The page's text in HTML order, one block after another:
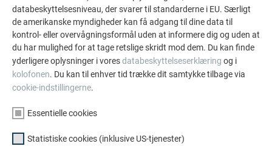
De PREFA referentiegallerij laat zien hoe veelzijdig
aluminium kan worden toegepast. Ontdek meer
indrukwekkende projecten met de duurzame PREFA
aluminiumoplossingen voor dak, zonne-energie en
gevel.
SE FLERE REFERENCER
databeskyttelsesniveau, der svarer til standarderne i EU. Særligt
de amerikanske myndigheder kan få adgang til dine data til
kontrol- eller overvågningsformål uden at informere dig og uden at
du har mulighed for at tage retslige skridt mod dem. Du kan finde
yderligere oplysninger i voresdatabeskyttelseserklæring og i
kolofonen. Du kan til enhver tid trække dit samtykke tilbage via
cookie-indstillingerne.
Essentielle cookies
Statistiske cookies (inklusive US-tjenester)